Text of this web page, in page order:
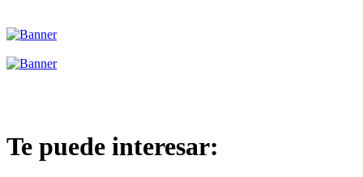
Te puede interesar: